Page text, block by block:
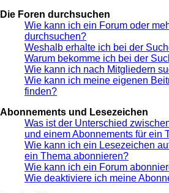
Die Foren durchsuchen
Wie kann ich ein Forum oder
durchsuchen?
Weshalb erhalte ich bei der
Warum bekomme ich bei der
Wie kann ich nach Mitgliedern
Wie kann ich meine eigenen
finden?
Abonnements und Lesezeichen
Was ist der Unterschied
und einem Abonnements für ein
Wie kann ich ein Lesezeichen
ein Thema abonnieren?
Wie kann ich ein Forum
Wie deaktiviere ich meine